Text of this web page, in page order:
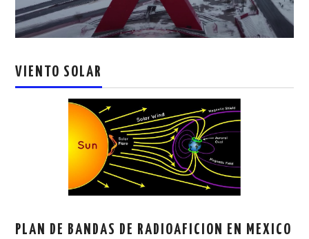
VIENTO SOLAR
PLAN DE BANDAS DE RADIOAFICION EN MEXICO